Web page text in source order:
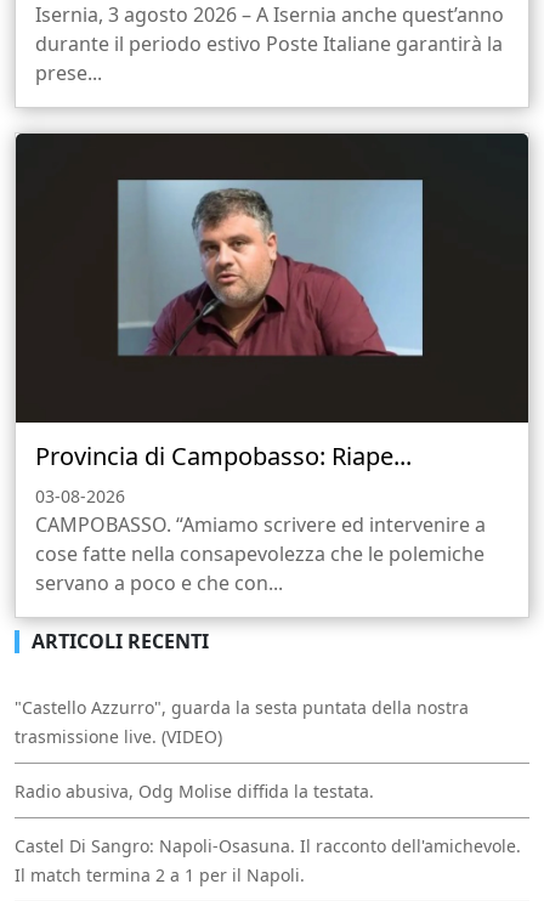
Isernia, 3 agosto 2026 – A Isernia anche quest’anno
durante il periodo estivo Poste Italiane garantirà la
prese...
Provincia di Campobasso: Riape...
03-08-2026
CAMPOBASSO. “Amiamo scrivere ed intervenire a
cose fatte nella consapevolezza che le polemiche
servano a poco e che con...
ARTICOLI RECENTI
"Castello Azzurro", guarda la sesta puntata della nostra
trasmissione live. (VIDEO)
Radio abusiva, Odg Molise diffida la testata.
Castel Di Sangro: Napoli-Osasuna. Il racconto dell'amichevole.
Il match termina 2 a 1 per il Napoli.